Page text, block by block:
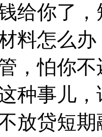
你了，
料怎么
，怕你
种事儿
放贷短